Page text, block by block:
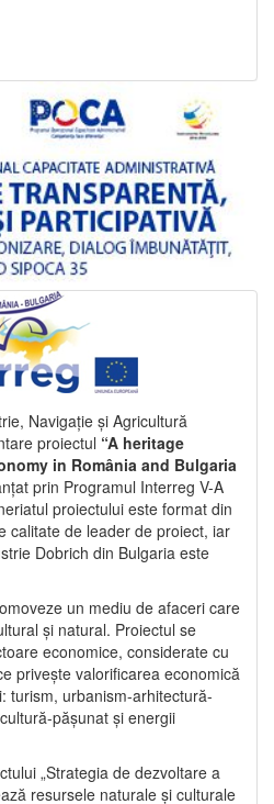
Navigație și Agricultură
proiectul “A heritage
in România and Bulgaria
prin Programul Interreg V-A
proiectului este format din
calitate de leader de proiect, iar
Dobrich din Bulgaria este
un mediu de afaceri care
și natural. Proiectul se
economice, considerate cu
privește valorificarea economică
turism, urbanism-arhitectură-
pășunat și energii
„Strategia de dezvoltare a
resursele naturale și culturale